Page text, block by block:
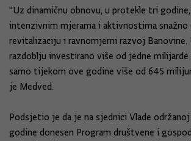
''Uz dinamičnu obnovu, u protekle tri
intenzivnim mjerama i aktivnostima snažno
revitalizaciju i ravnomjerni razvoj
razdoblju investirano više od jedne milijarde
samo tijekom ove godine više od 645
je Medved.
Podsjetio je da je na sjednici Vlade održanoj
godine donesen Program društvene i